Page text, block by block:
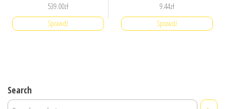
539.00zł
Sprawdź
9.44zł
Sprawdź
Search